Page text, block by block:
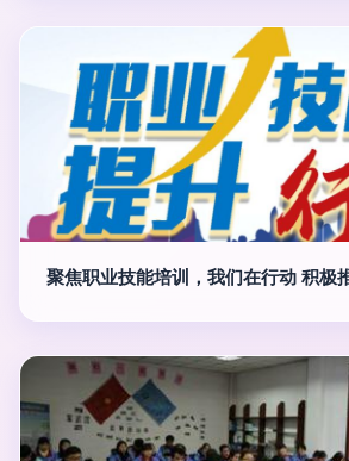
聚焦职业技能培训，我们在行动 积极